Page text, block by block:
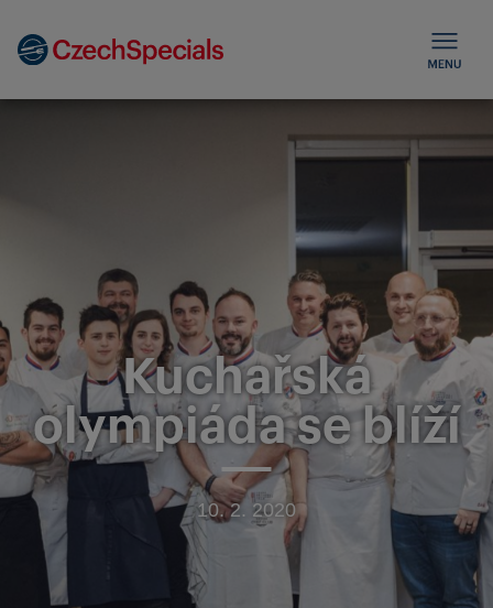
Kuchařská
olympiáda se blíží
10. 2. 2020